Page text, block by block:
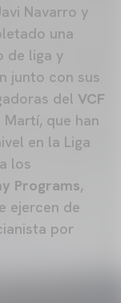
Navarro y
una
de liga y
junto con sus
del VCF
Martí, que han
en la Liga
los
Programs,
ejercen de
por